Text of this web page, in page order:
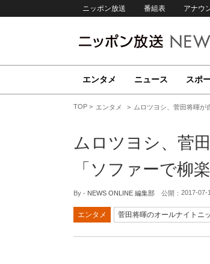
ニッポン放送 番組表 アナウ
エンタメ ニュース スポ
TOP エンタメ ムロツヨシ、菅田将暉が
ムロツヨシ、菅
「ソファーで柳
By - NEWS ONLINE 編集部 公開： 2017-07-
エンタメ 菅田将暉のオールナイトニ